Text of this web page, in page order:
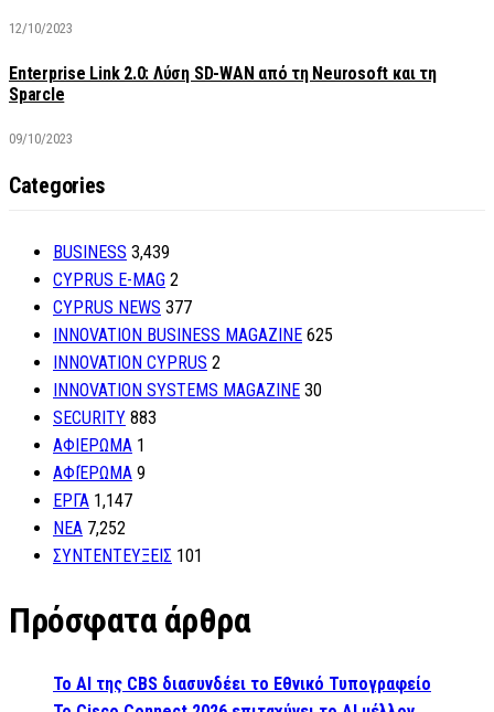
12/10/2023
Enterprise Link 2.0: Λύση SD-WAN από τη Neurosoft και τη
Sparcle
09/10/2023
Categories
BUSINESS 3,439
CYPRUS E-MAG 2
CYPRUS NEWS 377
INNOVATION BUSINESS MAGAZINE 625
INNOVATION CYPRUS 2
INNOVATION SYSTEMS MAGAZINE 30
SECURITY 883
ΑΦΙΕΡΩΜΑ 1
ΑΦΙΈΡΩΜΑ 9
ΕΡΓΑ 1,147
ΝΕΑ 7,252
ΣΥΝΤΕΝΤΕΥΞΕΙΣ 101
Πρόσφατα άρθρα
Το AI της CBS διασυνδέει το Εθνικό Τυπογραφείο